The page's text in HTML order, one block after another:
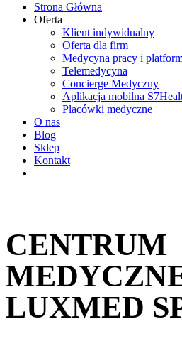
Strona Główna
Oferta
Klient indywidualny
Oferta dla firm
Medycyna pracy i
Telemedycyna
Concierge Medyczny
Aplikacja mobilna
Placówki medyczne
O nas
Blog
Sklep
Kontakt
CENTRUM
LUXMED